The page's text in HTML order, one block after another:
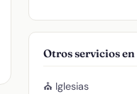
Otros servicios
⛪ Iglesias